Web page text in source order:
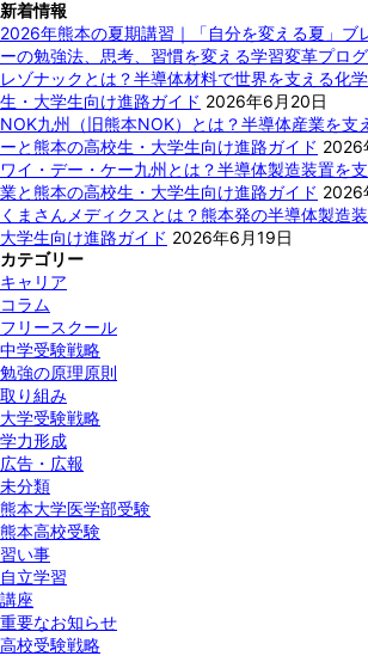
新着情報
2026年熊本の夏期講習｜「自分を変える夏」ブ
ーの勉強法、思考、習慣を変える学習変革プロ
レゾナックとは？半導体材料で世界を支える化
生・大学生向け進路ガイド 2026年6月20日
NOK九州（旧熊本NOK）とは？半導体産業を支
ーと熊本の高校生・大学生向け進路ガイド 2026
ワイ・デー・ケー九州とは？半導体製造装置を
業と熊本の高校生・大学生向け進路ガイド 2026
くまさんメディクスとは？熊本発の半導体製造
大学生向け進路ガイド 2026年6月19日
カテゴリー
キャリア
コラム
フリースクール
中学受験戦略
勉強の原理原則
取り組み
大学受験戦略
学力形成
広告・広報
未分類
熊本大学医学部受験
熊本高校受験
習い事
自立学習
講座
重要なお知らせ
高校受験戦略